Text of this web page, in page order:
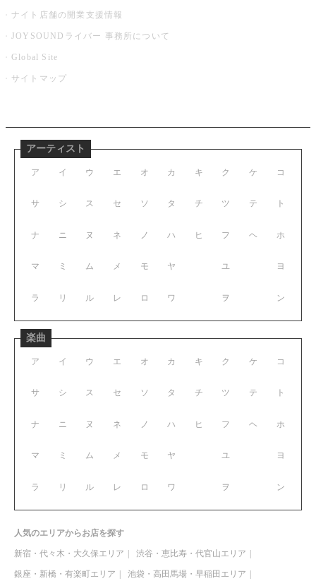
ナイト店舗の開業支援情報
JOYSOUNDライバー 事務所について
Global Site
サイトマップ
アーティスト
ア イ ウ エ オ
サ シ ス セ ソ
ナ ニ ヌ ネ ノ
マ ミ ム メ モ
ラ リ ル レ ロ
カ キ ク ケ コ
タ チ ツ テ ト
ハ ヒ フ ヘ ホ
ヤ ユ ヨ
ワ ヲ ン
楽曲
ア イ ウ エ オ
サ シ ス セ ソ
ナ ニ ヌ ネ ノ
マ ミ ム メ モ
ラ リ ル レ ロ
カ キ ク ケ コ
タ チ ツ テ ト
ハ ヒ フ ヘ ホ
ヤ ユ ヨ
ワ ヲ ン
人気のエリアからお店を探す
新宿・代々木・大久保エリア 渋谷・恵比寿・代官山エリア
銀座・新橋・有楽町エリア 池袋・高田馬場・早稲田エリア